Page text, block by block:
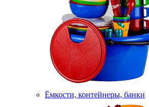
Ёмкости, контейнеры, банки